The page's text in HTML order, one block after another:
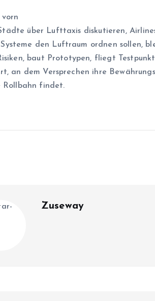
vorn
über Lufttaxis diskutieren,
den Luftraum ordnen sollen,
baut Prototypen, fliegt
an dem Versprechen ihre
Rollbahn findet.
Zuseway